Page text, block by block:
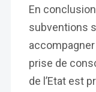
En
subventions
prise de
de l’Etat est